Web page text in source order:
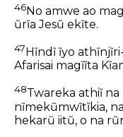
46No amwe ao
ũrĩa Jesũ ekĩte.
47 Hĩndĩ ĩyo
Afarisai magĩĩta
48Twareka athiĩ
nĩmekũmwĩtĩkia,
hekarũ iitũ, o na